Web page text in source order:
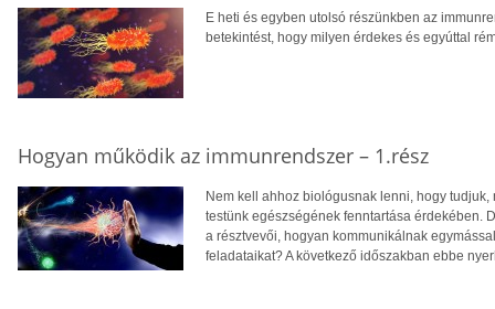
E heti és egyben utolsó részünkben az
betekintést, hogy milyen érdekes és egyúttal
Hogyan működik az immunrendszer – 1.rész
Nem kell ahhoz biológusnak lenni, hogy
testünk egészségének fenntartása érdekében.
a résztvevői, hogyan kommunikálnak
feladataikat? A következő időszakban ebbe